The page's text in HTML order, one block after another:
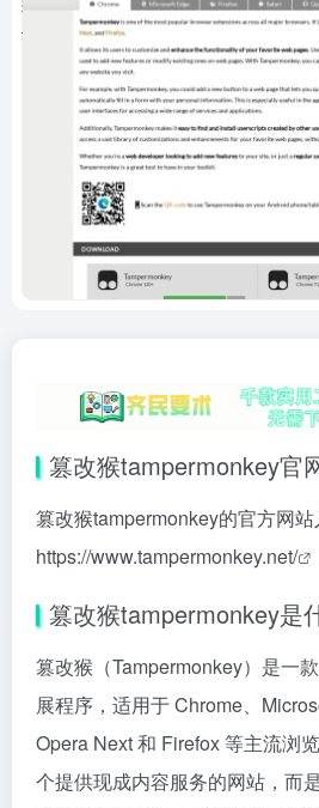
篡改猴tampermonkey官
篡改猴tampermonkey的官方网站
https://www.tampermonkey.net/
篡改猴tampermonkey是
篡改猴（Tampermonkey）是一
展程序，适用于 Chrome、
Opera Next 和 Firefox 等主流浏
个提供现成内容服务的网站，而